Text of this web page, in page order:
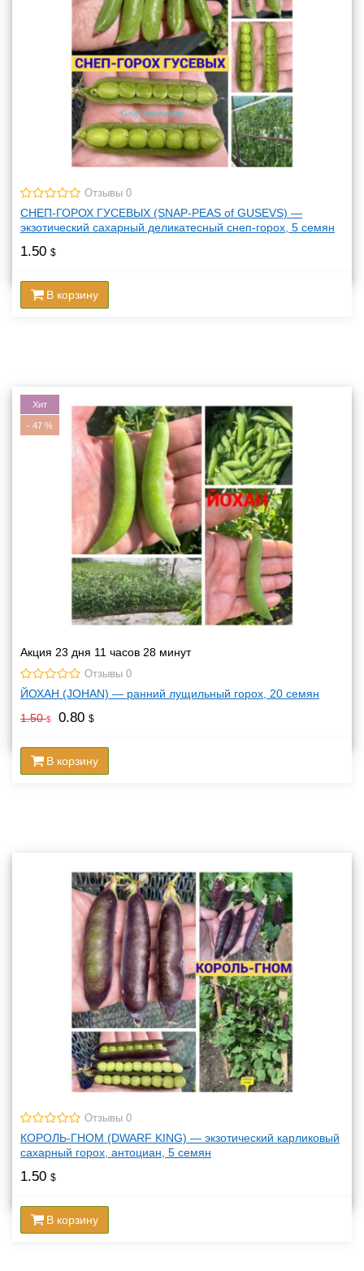
Отзывы 0
СНЕП-ГОРОХ ГУСЕВЫХ (SNAP-PEAS of GUSEVS) —
экзотический сахарный деликатесный снеп-горох, 5 семян
1.50 $
В корзину
Хит
-47%
Акция 23 дня 11 часов 28 минут
Отзывы 0
ЙОХАН (JOHAN) — ранний лущильный горох, 20 семян
1.50$ 0.80 $
В корзину
Отзывы 0
КОРОЛЬ-ГНОМ (DWARF KING) — экзотический карликовый
сахарный горох, антоциан, 5 семян
1.50 $
В корзину